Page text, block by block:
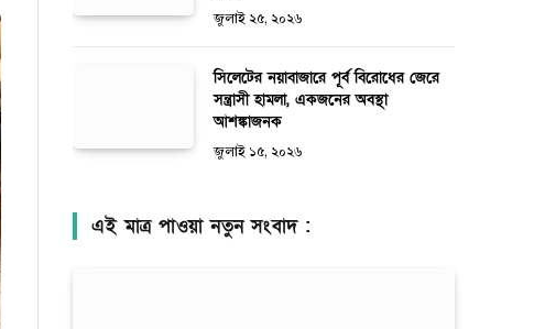
জুলাই ২৫, ২০২৬
সিলেটের নয়াবাজারে পূর্ব বিরোধের জেরে
সন্ত্রাসী হামলা, একজনের অবস্থা
আশঙ্কাজনক
জুলাই ১৫, ২০২৬
এই মাত্র পাওয়া নতুন সংবাদ :